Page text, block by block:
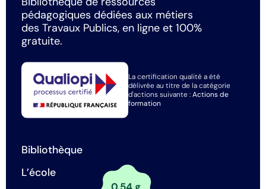
pédagogiques dédiées aux métiers
des Travaux Publics, en ligne et 100%
gratuite.
La certification qualité a été
délivrée au titre de la catégorie
d'actions suivante :Actions de
formation
Bibliothèque
L’école
0.54 g